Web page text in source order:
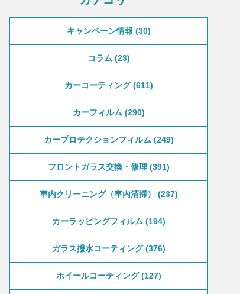
キャンペーン情報 30
コラム 23
カーコーティング 611
カーフィルム 290
カープロテクションフィルム 249
フロントガラス交換・修理 391
車内クリーニング（車内清掃） 237
カーラッピングフィルム 194
ガラス撥水コーティング 376
ホイールコーティング 127